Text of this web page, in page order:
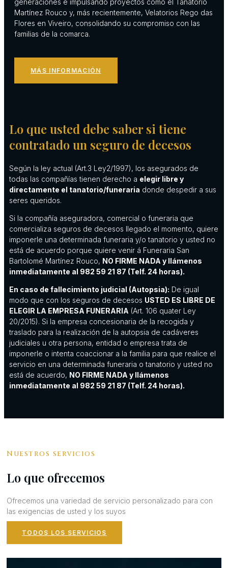
generaciones e impulsando proyectos como el Tanatorio
Martínez Rouco y, más recientemente, Velatorios Rego das
Flores en Viveiro, consolidando su compromiso con las
familias de la comarca.
MÁS INFORMACIÓN
Lo que usted debe saber si tiene
contratado un seguro de decesos
Según la ley actual (Art.3 Ley2/1997), los asegurados de
todas las compañías tienen derecho a elegir libre y
directamente el tanatorio/funeraria donde despedir a sus
seres queridos.
Si la compañía aseguradora, comercial o funeraria que
comercializa seguros de decesos llegado el momento, quiere
imponerle una determinada funeraria y/o tanatorio y usted no
está de acuerdo porque quiere venir á Funeraria San
Bartolomé Martínez Rouco, NO FIRME NADA y llámenos
inmediatamente al 982 59 21 87 (Telf. 24 horas).
En caso de fallecimiento judicial (Autopsia): De igual
modo que con los seguros de decesos USTED ES LIBRE DE
ELEGIR LA EMPRESA FUNERARIA (Art. 106 quater Ley
20/2015). Si la empresa concesionaria de la recogida y
traslado para la realización de la autopsia de cadáveres
judiciales u otra persona, entidad o empresa trata de
imponerle o intenta coaccionar a la familia para que realice el
servicio en una determinada funeraria o tanatorio y usted no
está de acuerdo, NO FIRME NADA y llámenos
inmediatamente al 982 59 21 87 (Telf. 24 horas).
Nuestros servicios
Lo que ofrecemos
Ofrecemos una variedad de servicio personalizado para con
las exigencias de usted y los suyos
TODOS LOS SERVICIOS